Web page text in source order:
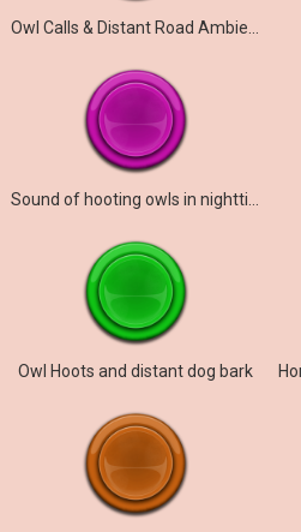
Owl Hoots and distant dog bark